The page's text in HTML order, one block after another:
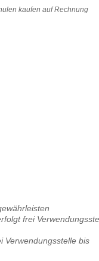
frei
Verwendungsstelle bis